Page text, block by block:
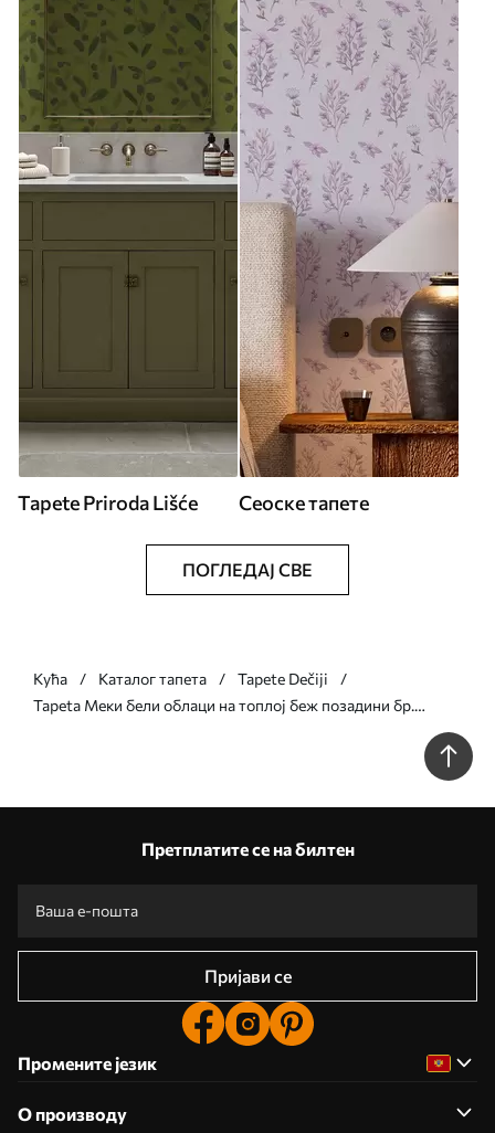
Tapete Priroda Lišće Сеоске тапете
ПОГЛЕДАЈ СВЕ
Кућа Каталог тапета
Tapete Dečiji
Tapeta Меки бели облаци на топлој беж позадини бр.
Претплатите се на билтен
Пријави се
Промените језик
О производу